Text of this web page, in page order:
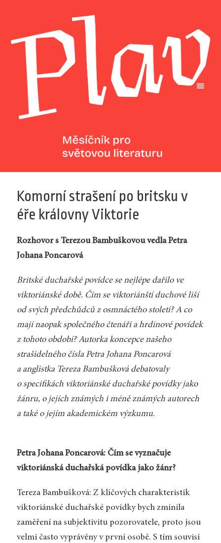
Komorní strašení po britsku v
éře královny Viktorie
Rozhovor s Terezou Bambuškovou vedla Petra
Johana Poncarová
Britské duchařské povídce se nejlépe dařilo ve
viktoriánské době. Čím se viktoriánští duchové liší
od svých předchůdců z osmnáctého století? A co
mají naopak společného čtenáři a hrdinové povídek
z tohoto období? Autorka koncepce našeho
strašidelného čísla Petra Johana Poncarová
a anglistka Tereza Bambušková debatovaly
o specifikách viktoriánské duchařské povídky jako
žánru, o jejích známých i méně známých autorech
a také o jejím akademickém výzkumu.
Petra Johana Poncarová: Čím se vyznačuje
viktoriánská duchařská povídka jako žánr?
Tereza Bambušková: Z klíčových charakteristik
viktoriánské duchařské povídky bych zmínila
zaměření na subjektivitu pozorovatele, proto jsou
velmi často vyprávěny v první osobě. S tím souvisí